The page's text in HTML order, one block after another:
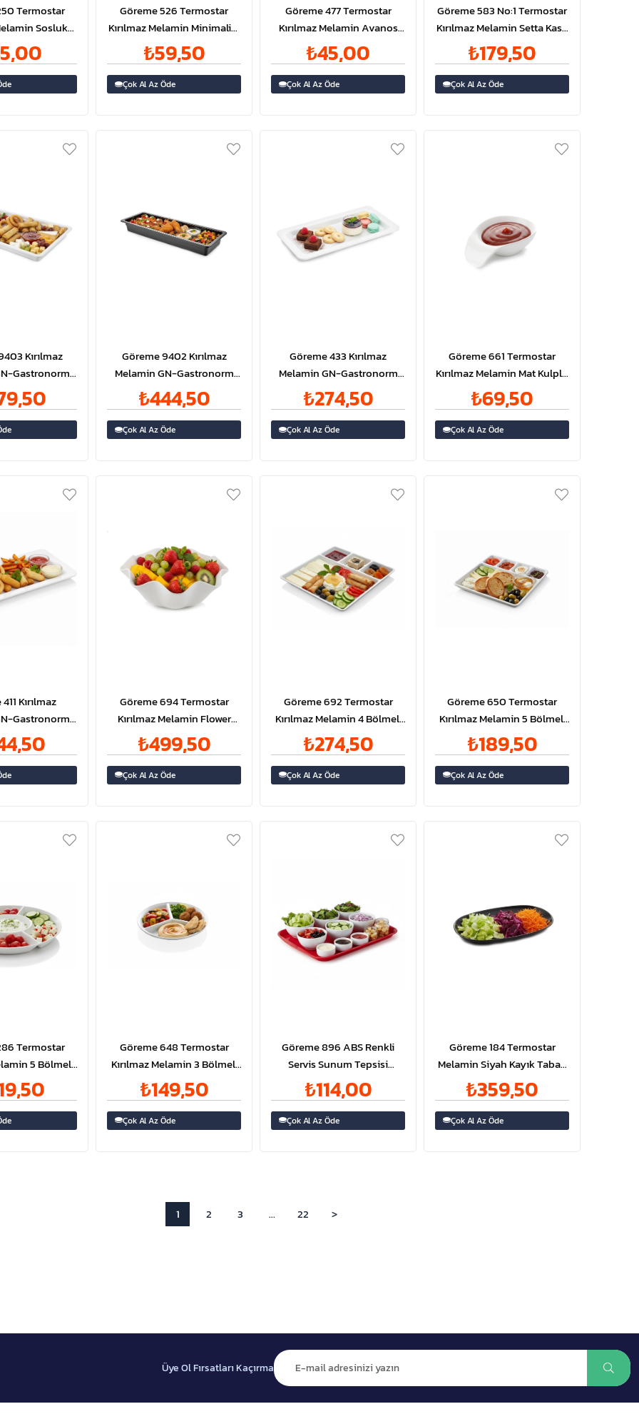
Termostar
Sosluk
Ø8,5 cm
Göreme 526 Termostar
Kırılmaz Melamin Minimalist
Sosluk 6x10,5
₺59,50
Çok Al Az Öde
Göreme 477 Termostar
Kırılmaz Melamin Avanos
Sosluk 9,5x8,5 cm
₺45,00
Çok Al Az Öde
Göreme 583 No:1 Termostar
Kırılmaz Melamin Setta Kase
15x15cm
₺179,50
Çok Al Az Öde
Kırılmaz
Gastronorm
1/1 65mm
Göreme 9402 Kırılmaz
Melamin GN-Gastronorm
Küvet Pan 2/4 65mm
₺444,50
Çok Al Az Öde
Göreme 433 Kırılmaz
Melamin GN-Gastronorm
Küvet 1/4 20mm
₺274,50
Çok Al Az Öde
Göreme 661 Termostar
Kırılmaz Melamin Mat Kulplu
Sosluk 12x8cm
₺69,50
Çok Al Az Öde
Kırılmaz
Gastronorm
3 20mm
Göreme 694 Termostar
Kırılmaz Melamin Flower
Bowl Salata Kasesi Ø27,5cm
₺499,50
Çok Al Az Öde
Göreme 692 Termostar
Kırılmaz Melamin 4 Bölmeli
Kahvaltılık 29x29cm
₺274,50
Çok Al Az Öde
Göreme 650 Termostar
Kırılmaz Melamin 5 Bölmeli
Kahvaltılık 22x22cm
₺189,50
Çok Al Az Öde
Termostar
5 Bölmeli
Ø30cm
Göreme 648 Termostar
Kırılmaz Melamin 3 Bölmeli
Tabak Ø23,5cm
₺149,50
Çok Al Az Öde
Göreme 896 ABS Renkli
Servis Sunum Tepsisi
27x36cm
₺114,00
Çok Al Az Öde
Göreme 184 Termostar
Melamin Siyah Kayık Tabak
42x24cm
₺359,50
Çok Al Az Öde
1 2 3 ... 22 >
Üye Ol Fırsatları Kaçırma